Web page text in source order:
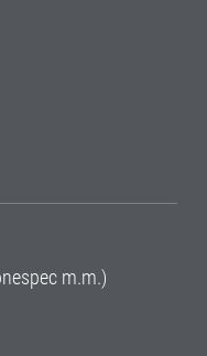
m.m.)